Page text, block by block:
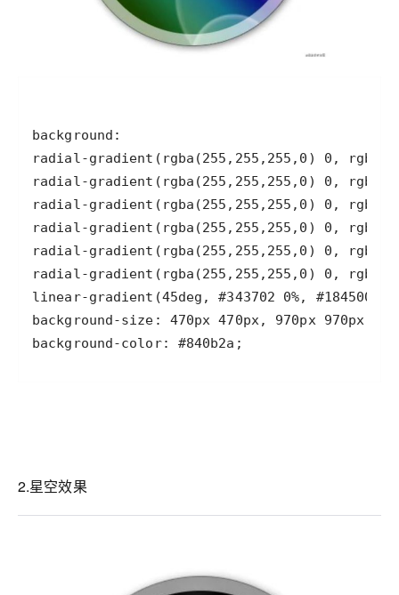
background-color: #840b2a;
2.星空效果